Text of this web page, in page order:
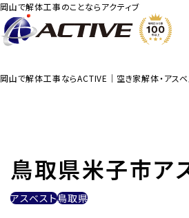
岡山で解体工事のことならアクティブ
岡山で解体工事ならACTIVE｜空き家解体・アス
鳥取県米子市ア
アスベスト鳥取県